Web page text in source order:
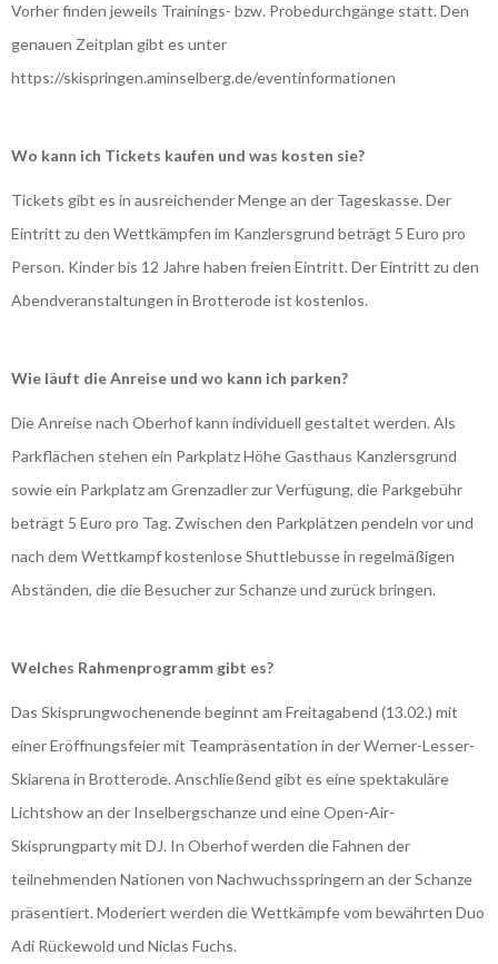
Vorher finden jeweils Trainings- bzw. Probedurchgänge statt. Den
genauen Zeitplan gibt es unter
https://skispringen.aminselberg.de/eventinformationen
Wo kann ich Tickets kaufen und was kosten sie?
Tickets gibt es in ausreichender Menge an der Tageskasse. Der
Eintritt zu den Wettkämpfen im Kanzlersgrund beträgt 5 Euro pro
Person. Kinder bis 12 Jahre haben freien Eintritt. Der Eintritt zu den
Abendveranstaltungen in Brotterode ist kostenlos.
Wie läuft die Anreise und wo kann ich parken?
Die Anreise nach Oberhof kann individuell gestaltet werden. Als
Parkflächen stehen ein Parkplatz Höhe Gasthaus Kanzlersgrund
sowie ein Parkplatz am Grenzadler zur Verfügung, die Parkgebühr
beträgt 5 Euro pro Tag. Zwischen den Parkplätzen pendeln vor und
nach dem Wettkampf kostenlose Shuttlebusse in regelmäßigen
Abständen, die die Besucher zur Schanze und zurück bringen.
Welches Rahmenprogramm gibt es?
Das Skisprungwochenende beginnt am Freitagabend (13.02.) mit
einer Eröffnungsfeier mit Teampräsentation in der Werner-Lesser-
Skiarena in Brotterode. Anschließend gibt es eine spektakuläre
Lichtshow an der Inselbergschanze und eine Open-Air-
Skisprungparty mit DJ. In Oberhof werden die Fahnen der
teilnehmenden Nationen von Nachwuchsspringern an der Schanze
präsentiert. Moderiert werden die Wettkämpfe vom bewährten Duo
Adi Rückewold und Niclas Fuchs.